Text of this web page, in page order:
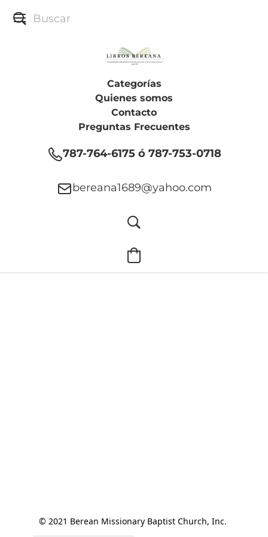
Categorías
Quienes somos
Contacto
Preguntas Frecuentes
787-764-6175 ó 787-753-0718
bereana1689@yahoo.com
© 2021 Berean Missionary Baptist Church, Inc.